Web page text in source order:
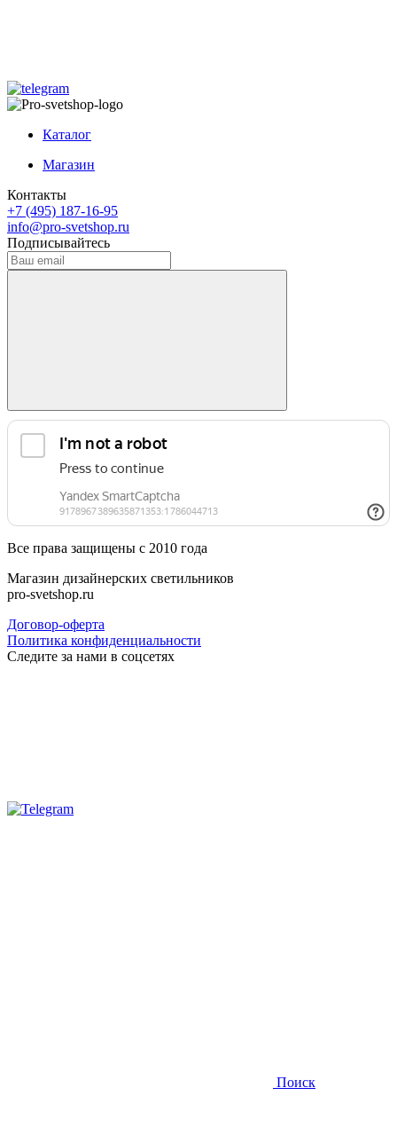
Каталог
Магазин
Контакты
+7 (495) 187-16-95
info@pro-svetshop.ru
Подписывайтесь
Все права защищены с 2010 года
Магазин дизайнерских светильников
pro-svetshop.ru
Договор-оферта
Политика конфиденциальности
Следите за нами в соцсетях
Поиск